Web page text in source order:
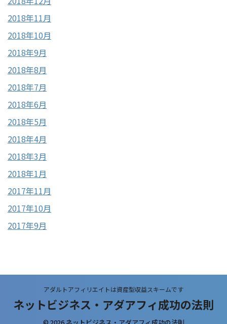
2018年11月
2018年10月
2018年9月
2018年8月
2018年7月
2018年6月
2018年5月
2018年4月
2018年3月
2018年1月
2017年11月
2017年10月
2017年9月
アダルトアフィリエイトは資産型収益スキームです
ネットビジネス・アダアフィ成功の法則